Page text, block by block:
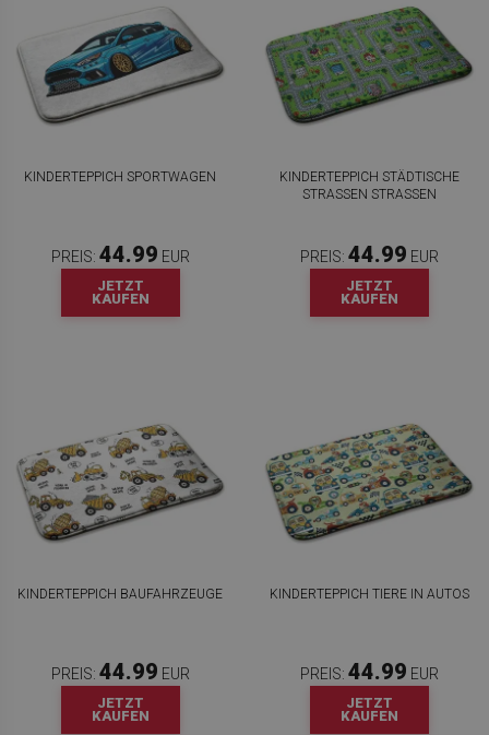
KINDERTEPPICH SPORTWAGEN
PREIS: 44.99 EUR
JETZT
KAUFEN
KINDERTEPPICH STÄDTISCHE
STRASSEN STRASSEN
PREIS: 44.99 EUR
JETZT
KAUFEN
KINDERTEPPICH BAUFAHRZEUGE
PREIS: 44.99 EUR
JETZT
KAUFEN
KINDERTEPPICH TIERE IN AUTOS
PREIS: 44.99 EUR
JETZT
KAUFEN